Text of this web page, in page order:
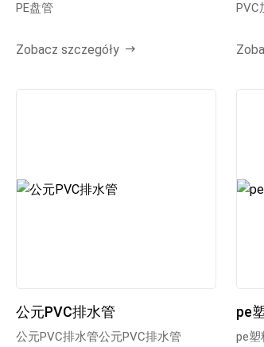
PE盘管
Zobacz szczegóły
PVC
公元PVC排水管
公元PVC排水管公元PVC排水管
pe
pe塑